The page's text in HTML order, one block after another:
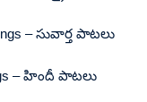
– సువార్త పాటలు
– హిందీ పాటలు